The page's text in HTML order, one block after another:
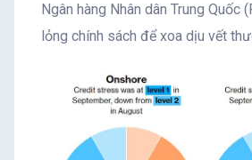
Ngân hàng Nhân dân Trung Quốc
lỏng chính sách để xoa dịu vết